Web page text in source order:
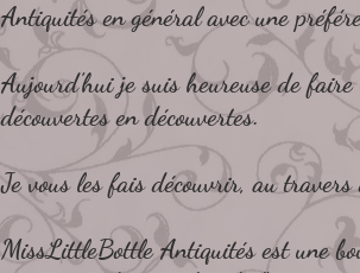
Antiquités en général avec une
Aujourd'hui je suis heureuse de faire
découvertes en découvertes.
Je vous les fais découvrir, au travers
MissLittleBottle Antiquités est une